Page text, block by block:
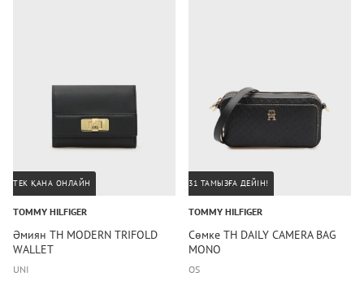
ТЕК ҚАНА ОНЛАЙН
TOMMY HILFIGER
Әмиян TH MODERN TRIFOLD
WALLET
UNI
31 ТАМЫЗҒА ДЕЙІН!
TOMMY HILFIGER
Сөмке TH DAILY CAMERA BAG
MONO
OS